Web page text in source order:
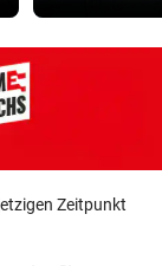
Zeitpunkt